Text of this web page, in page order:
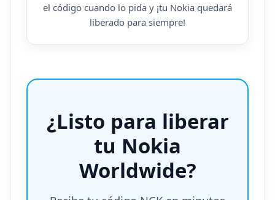
el código cuando lo pida y ¡tu Nokia quedará
liberado para siempre!
¿Listo para liberar
tu Nokia
Worldwide?